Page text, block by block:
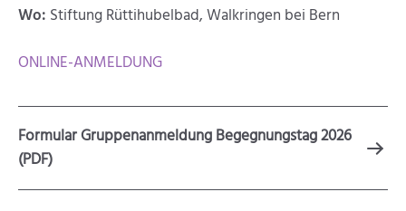
Wo: Stiftung Rüttihubelbad, Walkringen bei Bern
ONLINE-ANMELDUNG
Formular Gruppenanmeldung Begegnungstag 2026
(PDF)